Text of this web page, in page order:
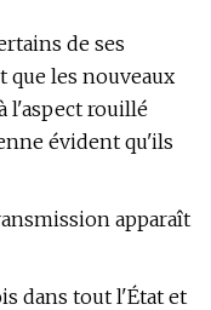
de ses
que les nouveaux
l'aspect rouillé
évident qu'ils
apparaît
dans tout l'État et